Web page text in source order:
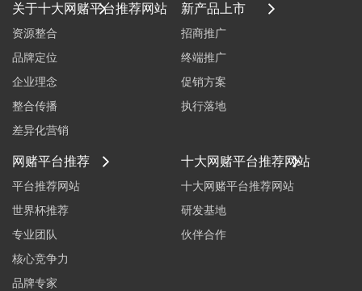
关于十大网赌平台推荐网站
资源整合
品牌定位
企业理念
整合传播
差异化营销
新产品上市
招商推广
终端推广
促销方案
执行落地
网赌平台推荐
平台推荐网站
世界杯推荐
专业团队
核心竞争力
品牌专家
十大网赌平台推荐网站
十大网赌平台推荐网站
研发基地
伙伴合作